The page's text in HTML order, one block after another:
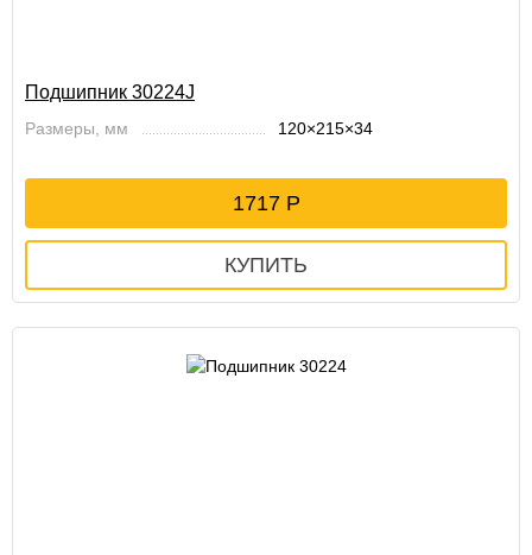
Подшипник 30224J
Размеры, мм 120×215×34
1717